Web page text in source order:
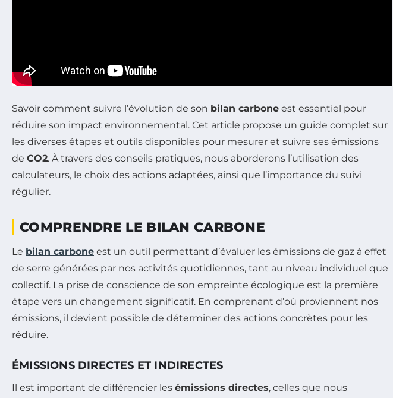
Savoir comment suivre l’évolution de son bilan carbone est essentiel pour
réduire son impact environnemental. Cet article propose un guide complet sur
les diverses étapes et outils disponibles pour mesurer et suivre ses émissions
de CO2. À travers des conseils pratiques, nous aborderons l’utilisation des
calculateurs, le choix des actions adaptées, ainsi que l’importance du suivi
régulier.
COMPRENDRE LE BILAN CARBONE
Le bilan carbone est un outil permettant d’évaluer les émissions de gaz à effet
de serre générées par nos activités quotidiennes, tant au niveau individuel que
collectif. La prise de conscience de son empreinte écologique est la première
étape vers un changement significatif. En comprenant d’où proviennent nos
émissions, il devient possible de déterminer des actions concrètes pour les
réduire.
ÉMISSIONS DIRECTES ET INDIRECTES
Il est important de différencier les émissions directes, celles que nous